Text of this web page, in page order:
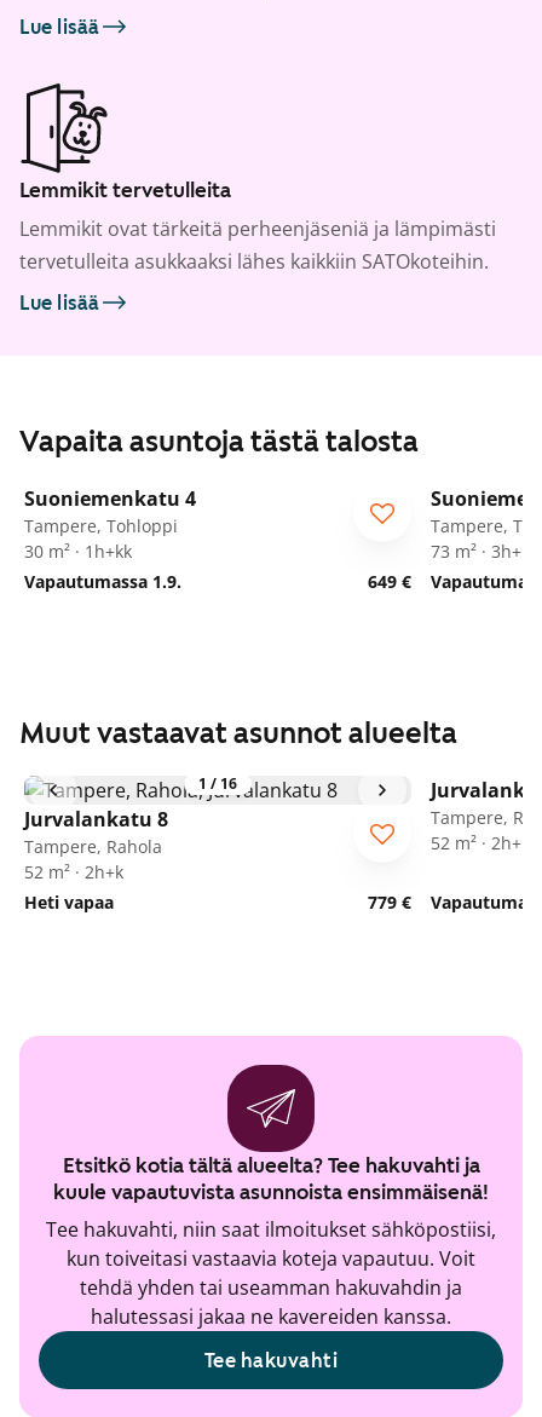
Lue lisää
Lemmikit tervetulleita
Lemmikit ovat tärkeitä perheenjäseniä ja lämpimästi
tervetulleita asukkaaksi lähes kaikkiin SATOkoteihin.
Lue lisää
Vapaita asuntoja tästä talosta
/13
Suoniemenkatu 4
Tampere, Tohloppi
30 m² · 1h+kk
Vapautumassa 1.9.
649 €
Tampere,
73 m² · 3h+k
Muut vastaavat asunnot alueelta
1 / 16
Jurvalankatu 8
Tampere, Rahola
52 m² · 2h+k
Heti vapaa
779 €
Tampere,
52 m² · 2h+k
Etsitkö kotia tältä alueelta? Tee hakuvahti ja
kuule vapautuvista asunnoista ensimmäisenä!
Tee hakuvahti, niin saat ilmoitukset sähköpostiisi,
kun toiveitasi vastaavia koteja vapautuu. Voit
tehdä yhden tai useamman hakuvahdin ja
halutessasi jakaa ne kavereiden kanssa.
Tee hakuvahti